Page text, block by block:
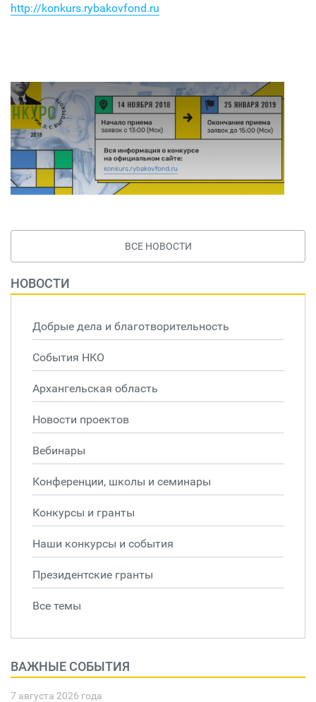
http://konkurs.rybakovfond.ru
ВСЕ НОВОСТИ
НОВОСТИ
Добрые дела и благотворительность
События НКО
Архангельская область
Новости проектов
Вебинары
Конференции, школы и семинары
Конкурсы и гранты
Наши конкурсы и события
Президентские гранты
Все темы
ВАЖНЫЕ СОБЫТИЯ
7 августа 2026 года